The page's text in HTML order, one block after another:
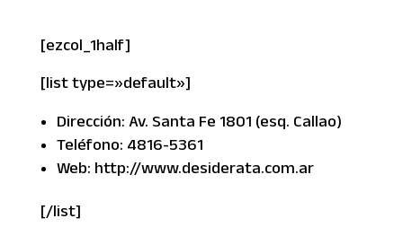
[ezcol_1half]
[list type=»default»]
Dirección: Av. Santa Fe 1801 (esq. Callao)
Teléfono: 4816-5361
Web: http://www.desiderata.com.ar
[/list]